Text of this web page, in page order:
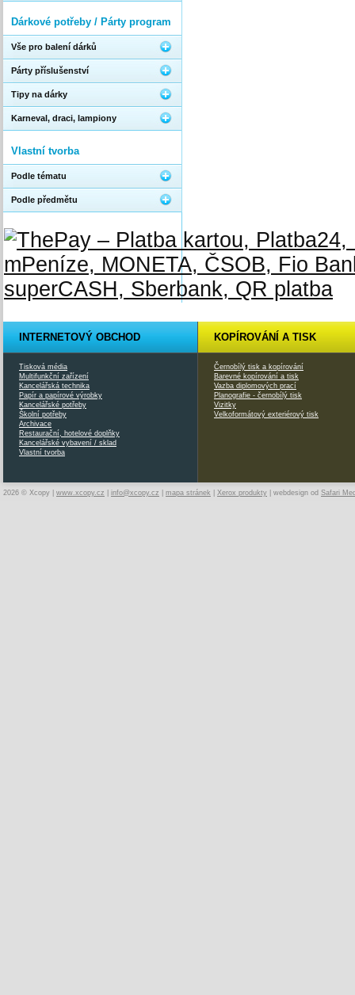
Dárkové potřeby / Párty program
Vše pro balení dárků
Párty příslušenství
Tipy na dárky
Karneval, draci, lampiony
Vlastní tvorba
Podle tématu
Podle předmětu
INTERNETOVÝ OBCHOD
Tisková média
Multifunkční zařízení
Kancelářská technika
Papír a papírové výrobky
Kancelářské potřeby
Školní potřeby
Archivace
Restaurační, hotelové doplňky
Kancelářské vybavení / sklad
Vlastní tvorba
KOPÍROVÁNÍ A TISK
Černobílý tisk a kopírování
Barevné kopírování a tisk
Vazba diplomových prací
Planografie - černobílý tisk
Vizitky
Velkoformátový exteriérový tisk
2026 © Xcopy | www.xcopy.cz info@xcopy.cz mapa stránek Xerox produkty | webdesign od Safari